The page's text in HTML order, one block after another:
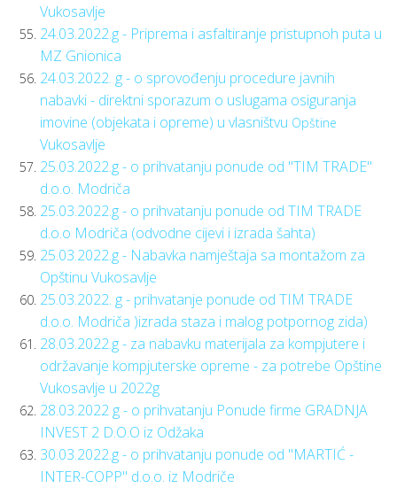
Vukosavlje
24.03.2022.g - Priprema i asfaltiranje pristupnoh puta u
MZ Gnionica
24.03.2022. g - o sprovođenju procedure javnih
nabavki - direktni sporazum o uslugama osiguranja
imovine (objekata i opreme) u vlasništvu Opštine
Vukosavlje
25.03.2022.g - o prihvatanju ponude od "TIM TRADE"
d.o.o. Modriča
25.03.2022.g - o prihvatanju ponude od TIM TRADE
d.o.o Modriča (odvodne cijevi i izrada šahta)
25.03.2022.g - Nabavka namještaja sa montažom za
Opštinu Vukosavlje
25.03.2022. g - prihvatanje ponude od TIM TRADE
d.o.o. Modriča )izrada staza i malog potpornog zida)
28.03.2022.g - za nabavku materijala za kompjutere i
održavanje kompjuterske opreme - za potrebe Opštine
Vukosavlje u 2022g
28.03.2022 g - o prihvatanju Ponude firme GRADNJA
INVEST 2 D.O.O iz Odžaka
30.03.2022.g - o prihvatanju ponude od "MARTIĆ -
INTER-COPP" d.o.o. iz Modriče